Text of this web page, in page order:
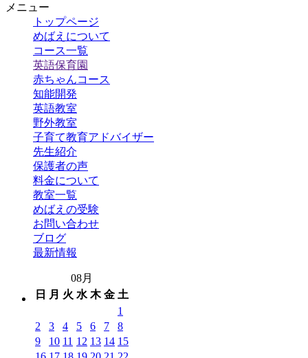
メニュー
トップページ
めばえについて
コース一覧
英語保育園
赤ちゃんコース
知能開発
英語教室
野外教室
子育て教育アドバイザー
先生紹介
保護者の声
料金について
教室一覧
めばえの受験
お問い合わせ
ブログ
最新情報
08月
日
月 火 水 木 金 土
1
2
3 4 5 6 7
8
9
10 11 12 13 14 15